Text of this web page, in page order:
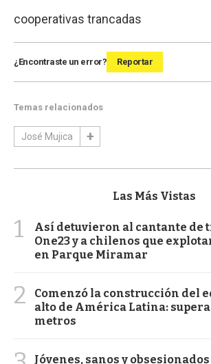
cooperativas trancadas
¿Encontraste un error? Reportar
Temas relacionados
José Mujica
Las Más Vistas
1
Así detuvieron al cantante de
One23 y a chilenos que
en Parque Miramar
2
Comenzó la construcción del
alto de América Latina:
metros
Jóvenes, sanos y